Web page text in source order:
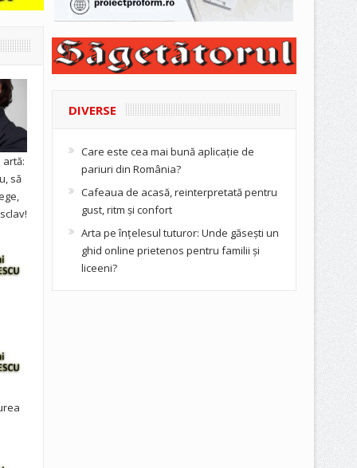
să
DIVERSE
Care este cea mai bună aplicație de
pariuri din România?
Cafeaua de acasă, reinterpretată pentru
gust, ritm și confort
Arta pe înțelesul tuturor: Unde găsești un
ghid online prietenos pentru familii și
liceeni?